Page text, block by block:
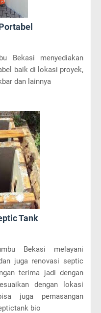
Bekasi menyediakan
baik di lokasi proyek,
dan lainnya
Tank
Bekasi melayani
juga renovasi septic
terima jadi dengan
dengan lokasi
juga pemasangan
bio